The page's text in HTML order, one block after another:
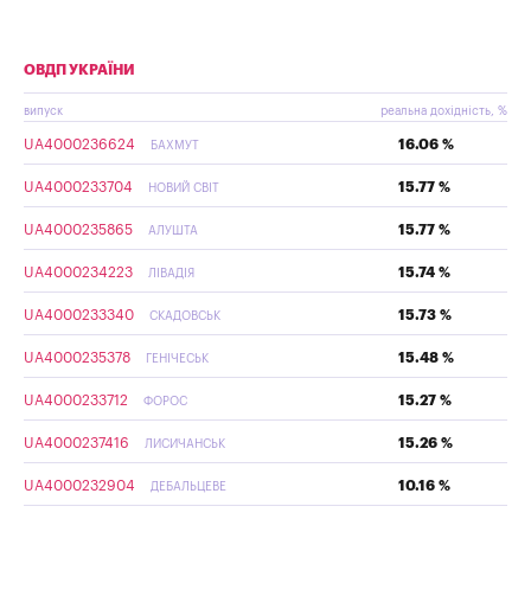
ОВДП УКРАЇНИ
випуск реальна дохідність, %
UA4000236624 БАХМУТ 16.06 %
UA4000233704 НОВИЙ СВІТ 15.77 %
UA4000235865 АЛУШТА 15.77 %
UA4000234223 ЛІВАДІЯ 15.74 %
UA4000233340 СКАДОВСЬК 15.73 %
UA4000235378 ГЕНІЧЕСЬК 15.48 %
UA4000233712 ФОРОС 15.27 %
UA4000237416 ЛИСИЧАНСЬК 15.26 %
UA4000232904 ДЕБАЛЬЦЕВЕ 10.16 %